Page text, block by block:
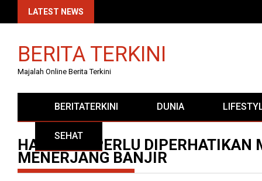
LATEST NEWS
BERITA TERKINI
Majalah Online Berita Terkini
BERITATERKINI DUNIA
SEHAT
HAL YANG PERLU DIPERHATIKAN
MENERJANG BANJIR